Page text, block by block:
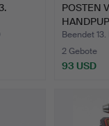
POSTEN
Beendet
2 Gebote
93 USD